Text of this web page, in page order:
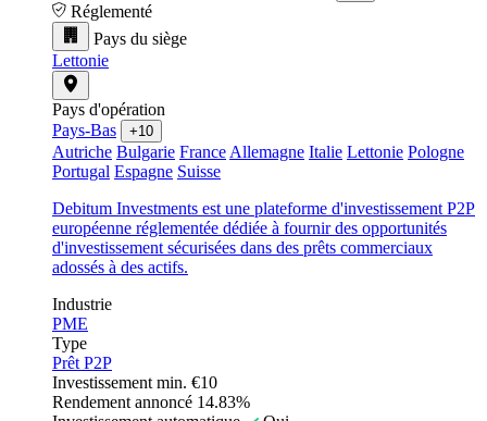
Réglementé
Pays du siège
Lettonie
Pays d'opération
Pays-Bas
+10
Autriche Bulgarie France Allemagne Italie Lettonie Pologne
Portugal Espagne Suisse
Debitum Investments est une plateforme d'investissement P2P
européenne réglementée dédiée à fournir des opportunités
d'investissement sécurisées dans des prêts commerciaux
adossés à des actifs.
Industrie
PME
Type
Prêt P2P
Investissement min. €10
Rendement annoncé 14.83%